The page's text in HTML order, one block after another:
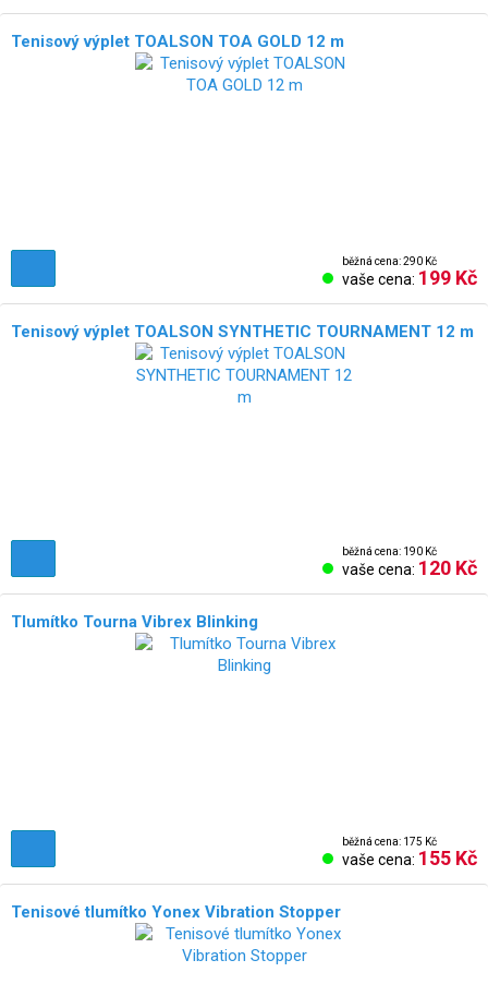
Tenisový výplet TOALSON TOA GOLD 12 m
běžná cena: 290 Kč
vaše cena: 199 Kč
Tenisový výplet TOALSON SYNTHETIC TOURNAMENT 12 m
běžná cena: 190 Kč
vaše cena: 120 Kč
Tlumítko Tourna Vibrex Blinking
běžná cena: 175 Kč
vaše cena: 155 Kč
Tenisové tlumítko Yonex Vibration Stopper